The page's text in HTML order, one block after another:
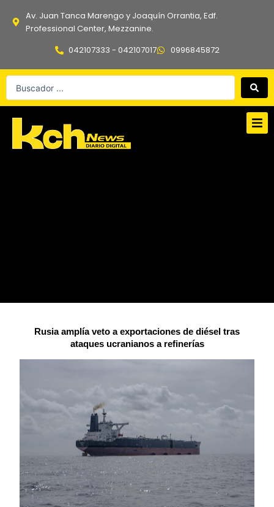
Av. Juan Tanca Marengo y Joaquín Orrantia, Edf.
Professional Center, Mezzanine.
042107333 - 042107017
0996845872
Search
Rusia amplía veto a exportaciones de diésel tras
ataques ucranianos a refinerías